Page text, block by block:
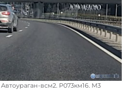
всм2. Р073км16. М3